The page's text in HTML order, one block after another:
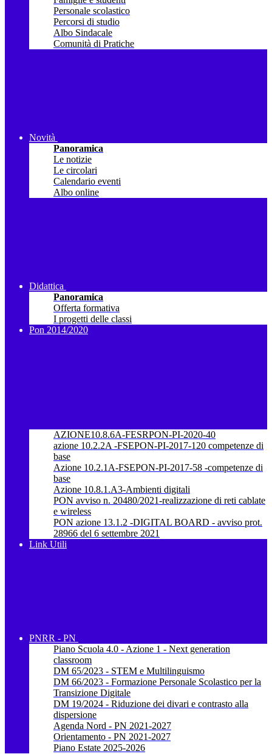
Personale scolastico
Percorsi di studio
Albo Sindacale
Comunità di Pratiche
Novità
Panoramica
Le notizie
Le circolari
Calendario eventi
Albo online
Didattica
Panoramica
Offerta formativa
I progetti delle classi
Pon 2014/2020
AZIONE10.8.6A-FESRPON-PI-2020-40
azione 10.2.2A -FSEPON-PI-2017-120 competenze di
base
Azione 10.2.1A-FSEPON-PI-2017-58 -competenze di
base
Azione 10.8.1.A3-Ambienti digitali
PON avviso n. 20480/2021-realizzazione di reti cablate
e wireless
PON azione 13.1.2 -DIGITAL BOARD - avviso prot.
28966 del 6 settembre 2021
Link Utili
PNRR - PN
Piano Scuola 4.0 - Azione 1 - Next generation
classroom
DM 65/2023 - STEM e Multilinguismo
DM 66/2023 - Formazione Personale Scolastico per la
Transizione Digitale
DM 19/2024 - Riduzione dei divari e contrasto alla
dispersione
Agenda Nord - PN 2021-2027
Orientamento - PN 2021-2027
Piano Estate 2025-2026